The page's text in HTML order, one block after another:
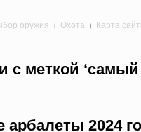
оружия Охота Карта
с меткой
арбалеты 2024